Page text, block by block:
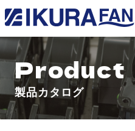
Product
製品カタログ